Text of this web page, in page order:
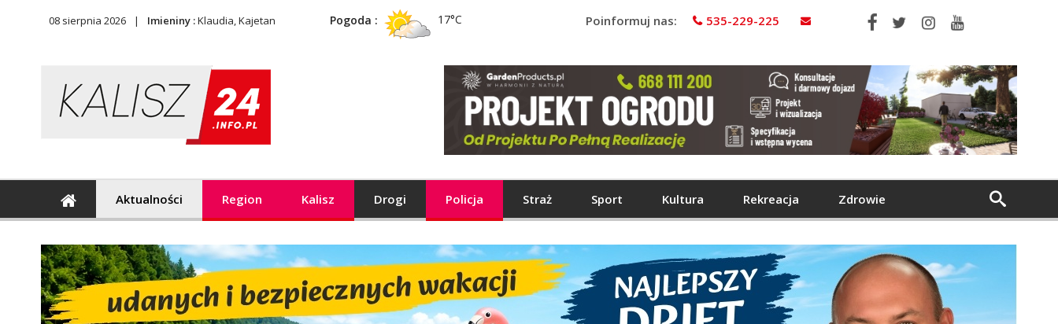
08 sierpnia 2026 Imieniny :Klaudia, Kajetan Pogoda : 17°C Poinformuj nas: 535-229-225
Aktualności Region Kalisz Drogi Policja Straż Sport Kultura Rekreacja Zdrowie